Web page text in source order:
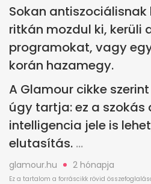
Sokan
ritkán mozdul ki, kerüli
programokat, vagy
korán hazamegy.
A Glamour cikke
úgy tartja: ez a
intelligencia jele is
elutasítás.
glamour.hu 2 hónapja